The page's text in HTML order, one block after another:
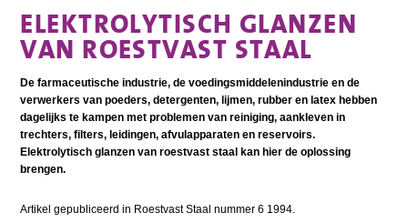
ELEKTROLYTISCH GLANZEN
VAN ROESTVAST STAAL
De farmaceutische industrie, de voedingsmiddelenindustrie en de
verwerkers van poeders, detergenten, lijmen, rubber en latex hebben
dagelijks te kampen met problemen van reiniging, aankleven in
trechters, filters, leidingen, afvulapparaten en reservoirs.
Elektrolytisch glanzen van roestvast staal kan hier de oplossing
brengen.
Artikel gepubliceerd in Roestvast Staal nummer 6 1994.